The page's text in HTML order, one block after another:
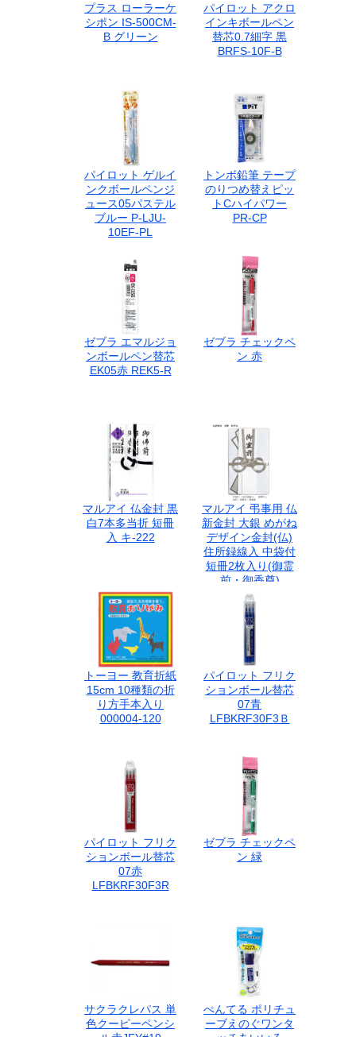
プラス ローラーケ
シポン IS-500CM-
B グリーン
パイロット アクロ
インキボールペン
替芯0.7細字 黒
BRFS-10F-B
パイロット ゲルイ
ンクボールペンジ
ュース05パステル
ブルー P-LJU-
10EF-PL
トンボ鉛筆 テープ
のりつめ替えピッ
トCハイパワー
PR-CP
ゼブラ エマルジョ
ンボールペン替芯
EK05赤 REK5-R
ゼブラ チェックペ
ン 赤
マルアイ 仏金封 黒
白7本多当折 短冊
入 キ-222
マルアイ 弔事用 仏
新金封 大銀 めがね
デザイン金封(仏)
住所録線入 中袋付
短冊2枚入り(御霊
前・御香奠)
キ-342
トーヨー 教育折紙
15cm 10種類の折
り方手本入り
000004-120
パイロット フリク
ションボール替芯
07青
LFBKRF30F3Ｂ
パイロット フリク
ションボール替芯
07赤
LFBKRF30F3R
ゼブラ チェックペ
ン 緑
サクラクレパス 単
色クーピーペンシ
ぺんてる ポリチュ
ーブえのぐワンタ